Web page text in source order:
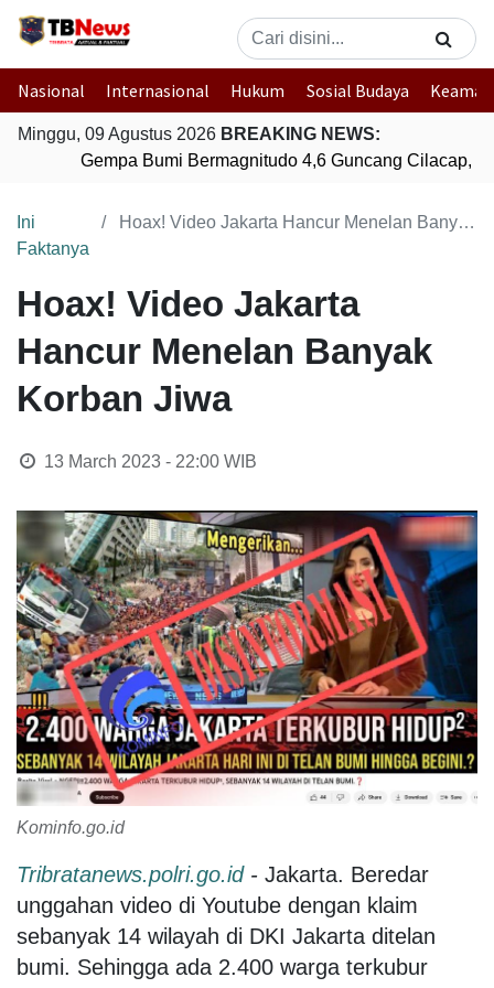
Nasional Internasional Hukum Sosial Budaya
Minggu, 09 Agustus 2026 BREAKING NEWS:
Gempa Bumi Bermagnitudo 4,6 Guncang Cilacap,
Ini
Faktanya
Hoax! Video Jakarta Hancur Menelan Banyak Korban Jiwa
Hoax! Video Jakarta
Hancur Menelan Banyak
Korban Jiwa
13 March 2023 - 22:00WIB
Kominfo.go.id
Tribratanews.polri.go.id- Jakarta. Beredar
unggahan video di Youtube dengan klaim
sebanyak 14 wilayah di DKI Jakarta ditelan
bumi. Sehingga ada 2.400 warga terkubur